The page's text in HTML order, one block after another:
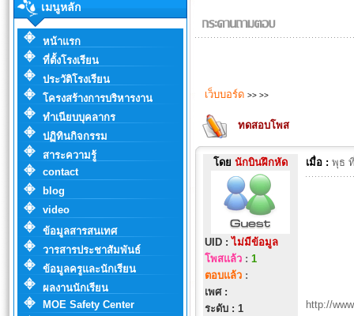
เมนูหลัก
หน้าแรก
ที่ตั้งโรงเรียน
ประวัติโรงเรียน
โครงสร้างการบริหารงาน
ทำเนียบบุคลากร
ปฏิทินกิจกรรม
สาระความรู้
contact
blog
video
ข้อมูลสารสนเทศ
วารสารประชาสัมพันธ์
ข้อมูลครูและนักเรียน
ผลงานนักเรียน
MOE Safety Center
เว็บบอร์ด >> >>
ทดสอบโพส
โดย นักบินฝึกหัด
UID :ไม่มีข้อมูล
โพสแล้ว: 1
ตอบแล้ว:
เพศ :
ระดับ : 1
เมื่อ : พุธ
http://